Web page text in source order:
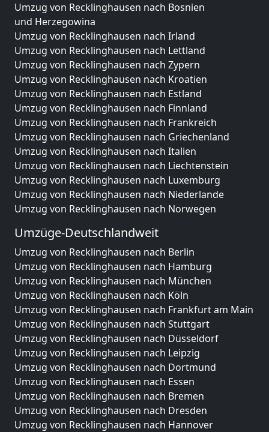
Umzug von Recklinghausen nach Bosnien
und Herzegowina
Umzug von Recklinghausen nach Irland
Umzug von Recklinghausen nach Lettland
Umzug von Recklinghausen nach Zypern
Umzug von Recklinghausen nach Kroatien
Umzug von Recklinghausen nach Estland
Umzug von Recklinghausen nach Finnland
Umzug von Recklinghausen nach Frankreich
Umzug von Recklinghausen nach Griechenland
Umzug von Recklinghausen nach Italien
Umzug von Recklinghausen nach Liechtenstein
Umzug von Recklinghausen nach Luxemburg
Umzug von Recklinghausen nach Niederlande
Umzug von Recklinghausen nach Norwegen
Umzüge-Deutschlandweit
Umzug von Recklinghausen nach Berlin
Umzug von Recklinghausen nach Hamburg
Umzug von Recklinghausen nach München
Umzug von Recklinghausen nach Köln
Umzug von Recklinghausen nach Frankfurt am Main
Umzug von Recklinghausen nach Stuttgart
Umzug von Recklinghausen nach Düsseldorf
Umzug von Recklinghausen nach Leipzig
Umzug von Recklinghausen nach Dortmund
Umzug von Recklinghausen nach Essen
Umzug von Recklinghausen nach Bremen
Umzug von Recklinghausen nach Dresden
Umzug von Recklinghausen nach Hannover